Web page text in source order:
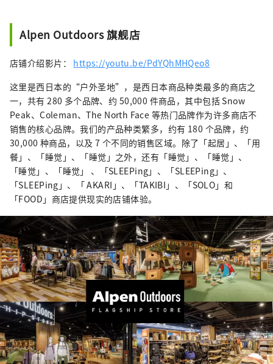
Alpen Outdoors 旗舰店
店铺介绍影片： https://youtu.be/PdYQhMHQeo8
这里是西日本的“户外圣地”，是西日本商品种类最多的商店之
一，共有 280 多个品牌、约 50,000 件商品，其中包括 Snow
Peak、Coleman、The North Face 等热门品牌作为许多商店不
销售的核心品牌。我们的产品种类繁多，约有 180 个品牌，约
30,000 种商品，以及 7 个不同的销售区域。除了「起居」、「用
餐」、「睡觉」、「睡觉」之外，还有「睡觉」、「睡觉」、
「睡觉」、「睡觉」 、「SLEEPing」、「SLEEPing」、
「SLEEPing」、「 AKARI」、「TAKIBI」、「SOLO」和
「FOOD」商店提供现实的店铺体验。